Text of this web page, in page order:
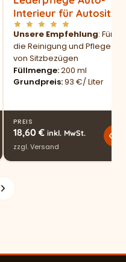
Interieur für Autositze
Unsere Empfehlung: Für
die Reinigung und Pflege
von Sitzbezügen
Füllmenge 200 ml
Grundpreis 93 €/ Liter
PREIS
18,60 € inkl. MwSt.
zzgl.Versand